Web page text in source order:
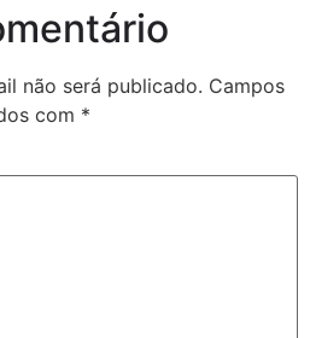
não será publicado. Campos
com *